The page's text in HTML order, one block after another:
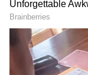
సాధారణంగా
కొన్ని
తప్పనిసరిగా